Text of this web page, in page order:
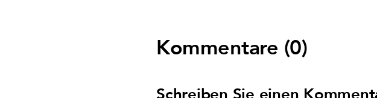
Kommentare (0)